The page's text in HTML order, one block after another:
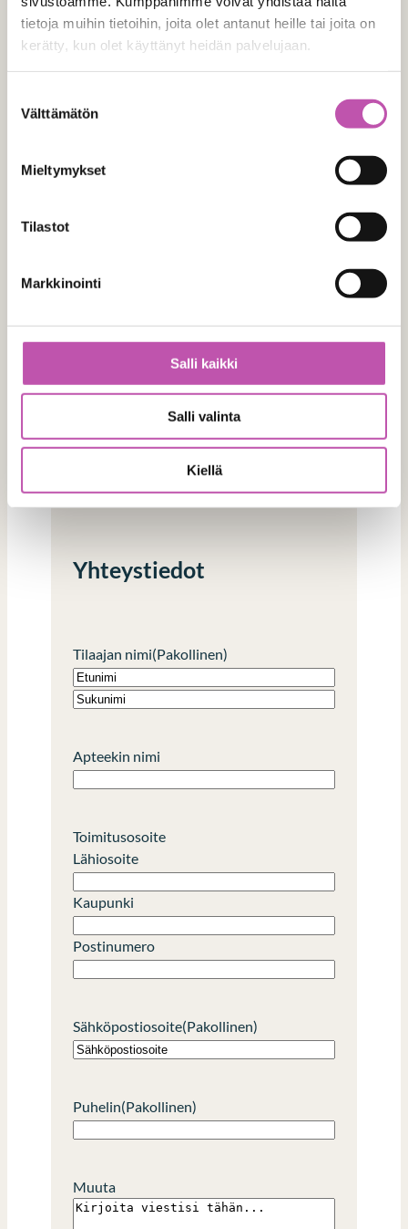
tietoja muihin tietoihin, joita olet antanut heille tai joita on
kerätty, kun olet käyttänyt heidän palvelujaan.
valinta
Välttämätön
Mieltymykset
Tilastot
Markkinointi
Salli kaikki
Salli valinta
Kiellä
Tilausmäärä(Pakollinen)
Ole hyvä ja anna numero joka on
Operaattori (välittäjän tunnus)
Yhteystiedot
Tilaajan nimi(Pakollinen)
E
n
i
i
k
u
i
m
i
Apteekin nimi
Toimitusosoite
Lähiosoite
Kaupunki
Postinumero
Sähköpostiosoite(Pakollinen)
Puhelin(Pakollinen)
Muuta